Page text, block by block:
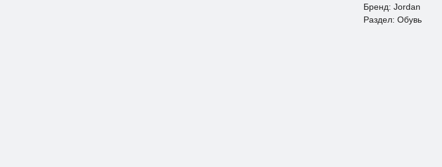
Бренд: Jordan
Раздел: Обувь